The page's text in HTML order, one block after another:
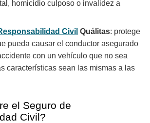
homicidio culposo o invalidez a
Civil Quálitas: protege
pueda causar el conductor asegurado
con un vehículo que no sea
características sean las mismas a las
el Seguro de
Civil?